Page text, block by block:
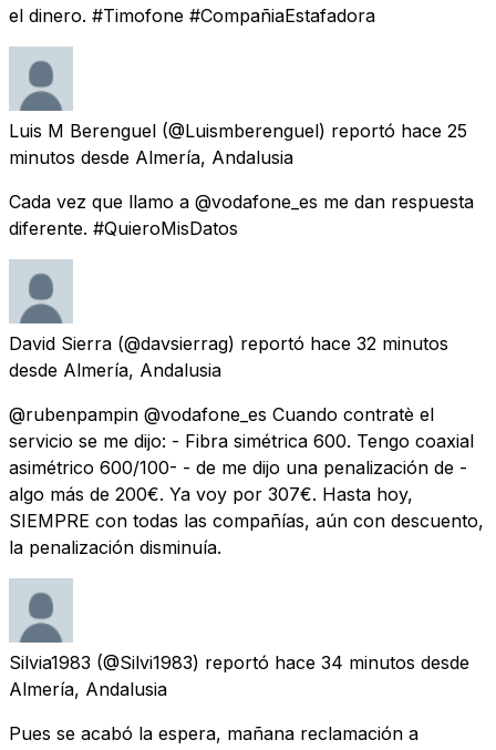
el dinero. #Timofone #CompañiaEstafadora
Luis M Berenguel (@Luismberenguel) reportó hace 25
minutos desde Almería, Andalusia
Cada vez que llamo a @vodafone_es me dan respuesta
diferente. #QuieroMisDatos
David Sierra (@davsierrag) reportó hace 32 minutos
desde Almería, Andalusia
@rubenpampin @vodafone_es Cuando contratè el
servicio se me dijo: - Fibra simétrica 600. Tengo coaxial
asimétrico 600/100- - de me dijo una penalización de -
algo más de 200€. Ya voy por 307€. Hasta hoy,
SIEMPRE con todas las compañías, aún con descuento,
la penalización disminuía.
Silvia1983 (@Silvi1983) reportó hace 34 minutos desde
Almería, Andalusia
Pues se acabó la espera, mañana reclamación a